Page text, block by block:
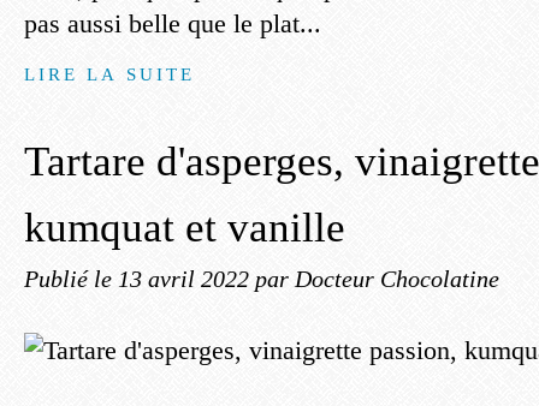
pas aussi belle que le plat...
LIRE LA SUITE
Tartare d'asperges,
kumquat et vanille
Publié le 13 avril 2022 par Docteur Chocolatine